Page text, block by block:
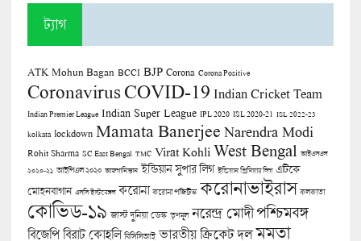
ট্যাগ
ATK Mohun Bagan BCCI BJP Corona Corona Positive
CoronavirusCOVID-19 Indian Cricket Team
Indian Premier League Indian Super League IPL 2020 ISL 2020-21 ISL 2022-23
kolkata lockdown Mamata Banerjee Narendra Modi
Rohit Sharma SC East Bengal TMC Virat Kohli West Bengal আইএসএল
২০২০-২১ আইপিএল ২০২০ আফগানিস্তান ইন্ডিয়ান সুপার লিগ ইন্ডিয়ান প্রিমিয়ার লিগ এটিকে
মোহনবাগান এসসি ইস্টবেঙ্গল করোনা করোনা পজিটিভ করোনাভাইরাস কলকাতা
কোভিড-১৯ জাস্ট দুনিয়া ডেস্ক তৃণমূল নরেন্দ্র মোদী পশ্চিমবঙ্গ
বিজেপি বিরাট কোহলি বিসিসিআই ভারতীয় ক্রিকেট দল মমতা